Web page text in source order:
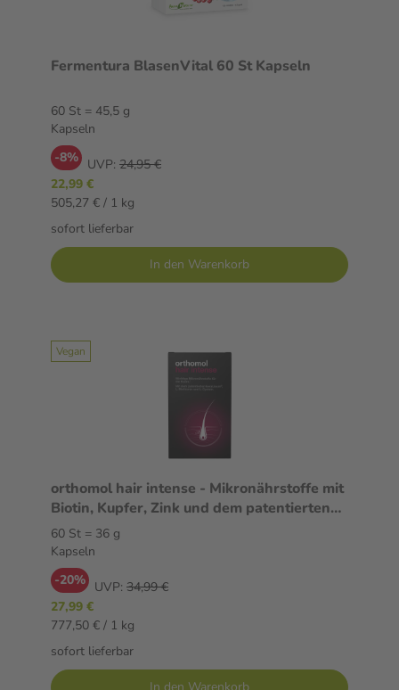
Fermentura BlasenVital 60 St Kapseln
60 St = 45,5 g
Kapseln
-8% UVP: 24,95 €
22,99 €
505,27 € / 1 kg
sofort lieferbar
In den Warenkorb
Vegan
orthomol hair intense - Mikronährstoffe mit
Biotin, Kupfer, Zink und dem patentierten
KeraLiacin - Kapseln
60 St = 36 g
Kapseln
-20% UVP: 34,99 €
27,99 €
777,50 € / 1 kg
sofort lieferbar